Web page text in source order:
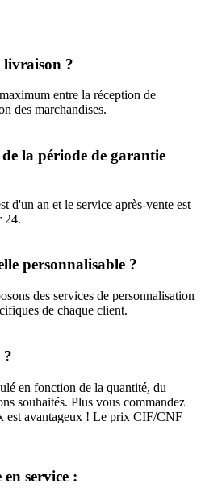
livraison ?
entre la réception de
des marchandises.
la période de garantie
d'un an et le service après-vente est
24.
personnalisable ?
des services de personnalisation
de chaque client.
?
en fonction de la quantité, du
souhaités. Plus vous commandez
est avantageux ! Le prix CIF/CNF
service :